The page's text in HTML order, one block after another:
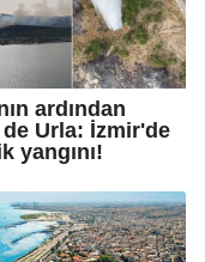
ardından
Urla: İzmir'de
yangını!